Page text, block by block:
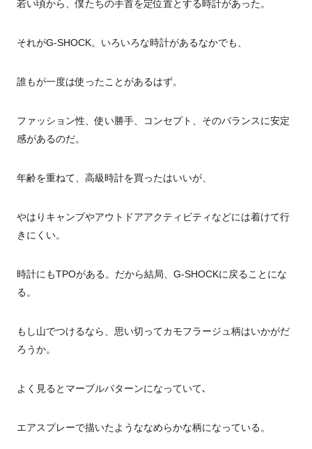
若い頃から、僕たちの手首を定位置とする時計があった。
それがG-SHOCK。いろいろな時計があるなかでも、
誰もが一度は使ったことがあるはず。
ファッション性、使い勝手、コンセプト、そのバランスに安定
感があるのだ。
年齢を重ねて、高級時計を買ったはいいが、
やはりキャンプやアウトドアアクティビティなどには着けて行
きにくい。
時計にもTPOがある。だから結局、G-SHOCKに戻ることにな
る。
もし山でつけるなら、思い切ってカモフラージュ柄はいかがだ
ろうか。
よく見るとマーブルパターンになっていて､
エアスプレーで描いたようななめらかな柄になっている。